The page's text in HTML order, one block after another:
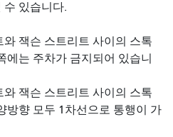
수 있습니다.
잭슨 스트리트 사이의 스톡
에는 주차가 금지되어 있습니
잭슨 스트리트 사이의 스톡
방향 모두 1차선으로 통행이 가